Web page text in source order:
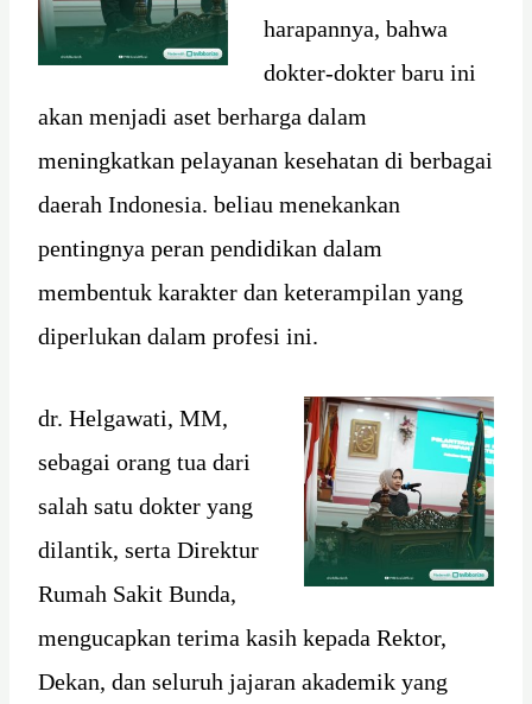
harapannya, bahwa
dokter-dokter baru ini
akan menjadi aset berharga dalam
meningkatkan pelayanan kesehatan di berbagai
daerah Indonesia. beliau menekankan
pentingnya peran pendidikan dalam
membentuk karakter dan keterampilan yang
diperlukan dalam profesi ini.
dr. Helgawati, MM,
sebagai orang tua dari
salah satu dokter yang
dilantik, serta Direktur
Rumah Sakit Bunda,
mengucapkan terima kasih kepada Rektor,
Dekan, dan seluruh jajaran akademik yang